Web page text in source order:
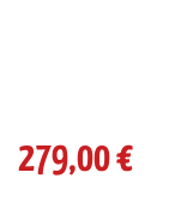
279,00 €